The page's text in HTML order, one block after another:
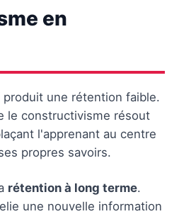
en
produit une rétention faible.
le constructivisme résout
l'apprenant au centre
propres savoirs.
rétention à long terme.
une nouvelle information